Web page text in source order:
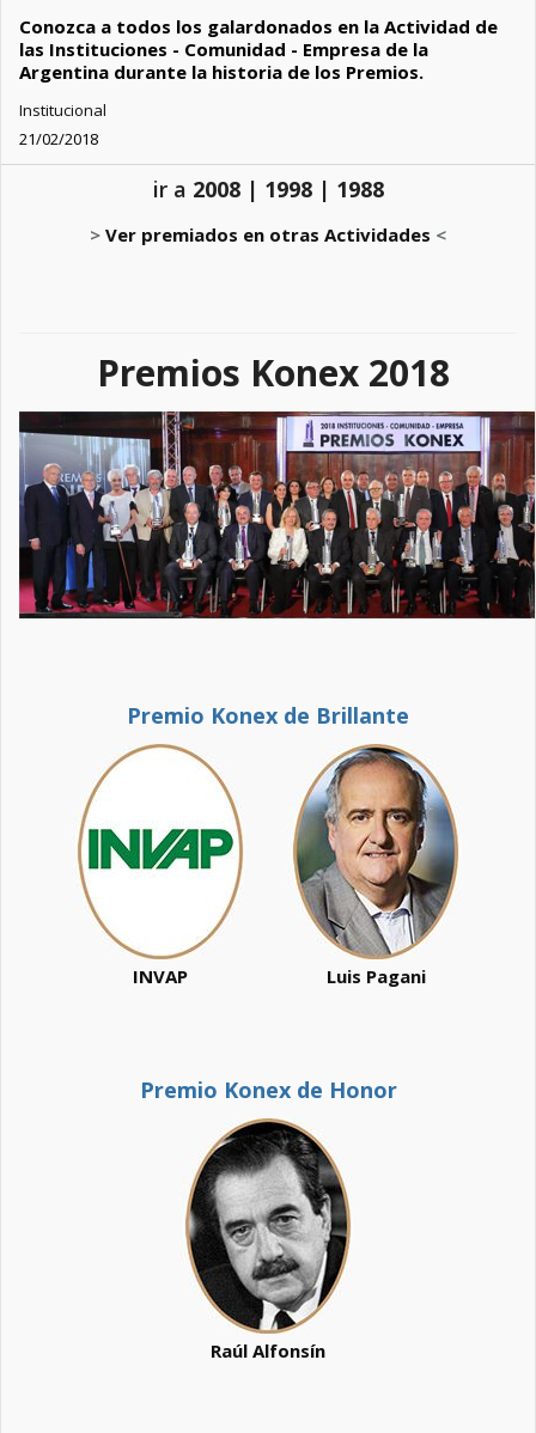
Conozca a todos los galardonados en la Actividad de
las Instituciones - Comunidad - Empresa de la
Argentina durante la historia de los Premios.
Institucional
21/02/2018
ir a 2008 | 1998| 1988
> Ver premiados en otras Actividades <
Premios Konex 2018
Premio Konex de Brillante
INVAP Luis Pagani
Premio Konex de Honor
Raúl Alfonsín